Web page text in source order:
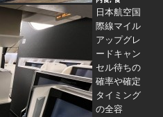
日本航空国
際線マイル
アップグレ
ードキャン
セル待ちの
確率や確定
タイミング
の全容